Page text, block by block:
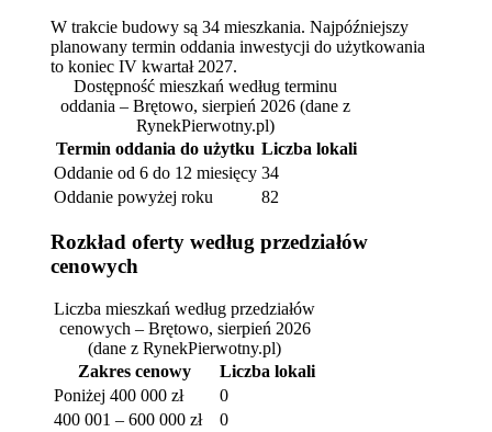
W trakcie budowy są 34 mieszkania. Najpóźniejszy
planowany termin oddania inwestycji do użytkowania
to koniec IV kwartał 2027.
Dostępność mieszkań według terminu
oddania – Brętowo, sierpień 2026 (dane z
RynekPierwotny.pl)
Termin oddania do użytku Liczba lokali
Oddanie od 6 do 12 miesięcy 34
Oddanie powyżej roku
82
Rozkład oferty według przedziałów
cenowych
Liczba mieszkań według przedziałów
cenowych – Brętowo, sierpień 2026
(dane z RynekPierwotny.pl)
Zakres cenowy
Liczba lokali
Poniżej 400 000 zł
0
400 001 – 600 000 zł
0